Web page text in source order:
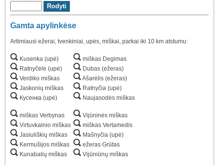
Gamta apylinkėse
Artimiausi ežerai, tvenkiniai, upės, miškai, parkai iki 10 km atstumu:
Kusenka (upė)
Ratnyčėlė (upė)
Verdiko miškas
Jaskonių miškas
Кусенка (upė)
miškas Verbynas
Virtuvkalnio miškas
Jasiuliškių miškas
Kermušijos miškas
Kunabalių miškas
miškas Degimas
Dubas (ežeras)
Ašarėlis (ežeras)
Ratnyčia (upė)
Naujasodės miškas
Vijūninės miškas
miškas Vertamedis
Mašnyčia (upė)
ežeras Grūtas
Vijūniūnų miškas